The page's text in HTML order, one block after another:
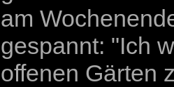
am
gespannt: "Ich
offenen Gärten